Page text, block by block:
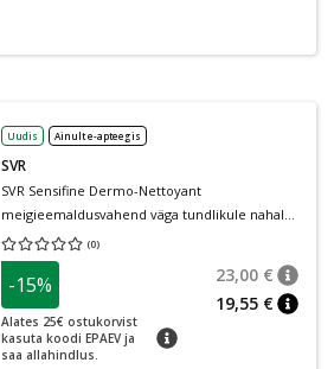
Uudis Ainult e-apteegis
SVR
SVR Sensifine Dermo-Nettoyant
meigieemaldusvahend väga tundlikule nahale
400 ml
(0)
Keskmine hinnang 0.00
-15%
Alates 25€ ostukorvist
kasuta koodi EPAEV ja
saa allahindlus.
nõuanne
23,00 €
19,55 €